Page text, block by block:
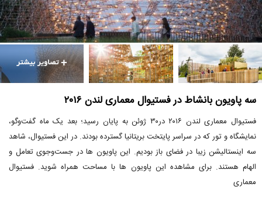
سه پاویون بانشاط در فستیوال معماری لندن ۲۰۱۶
فستیوال معماری لندن ۲۰۱۶ در۳۰ ژوئن به پایان رسید؛ بعد یک ماه گفت‌وگو،
نمایشگاه و تور که در سراسر پایتخت بریتانیا گسترده بودند. در این فستیوال، شاهد
سه اینستالیشن زیبا در فضای باز بودیم. این پاویون ها در جست‌وجوی تعامل و
الهام هستند. برای مشاهده این پاویون ها با مساحت همراه شوید. فستیوال
معماری